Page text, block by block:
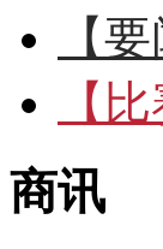
【要
【比
商讯